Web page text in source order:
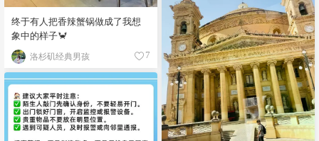
终于有人把香辣蟹锅做成了我想
象中的样子🦀
洛杉矶经典男孩 7